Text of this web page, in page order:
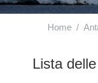
Home
Lista